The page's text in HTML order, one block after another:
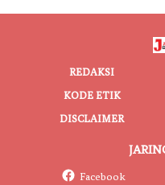
REDAKSI
KODE ETIK
DISCLAIMER
Facebook